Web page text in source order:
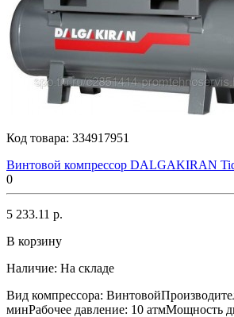
Код товара: 334917951
Винтовой компрессор DALGAKIRAN
0
5 233.11 р.
В корзину
Наличие: На складе
Вид компрессора:
минРабочее давление: 10 атмМощность